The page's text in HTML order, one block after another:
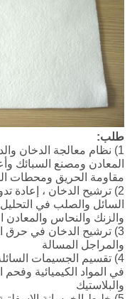
طلب:
1) نظام معالجة الدخان
المعادن ومصنع السبائك
مقاومة الحريق ومحطات
2) ترشيح الدخان ، إعادة
السائل والصلب في التحليل
والزنك والنحاس والمعادن
3) ترشيح الدخان في حرق
والمراجل المسالة
4) تقسيم الجسيمات
في المواد الكيميائية
والبلاستيك